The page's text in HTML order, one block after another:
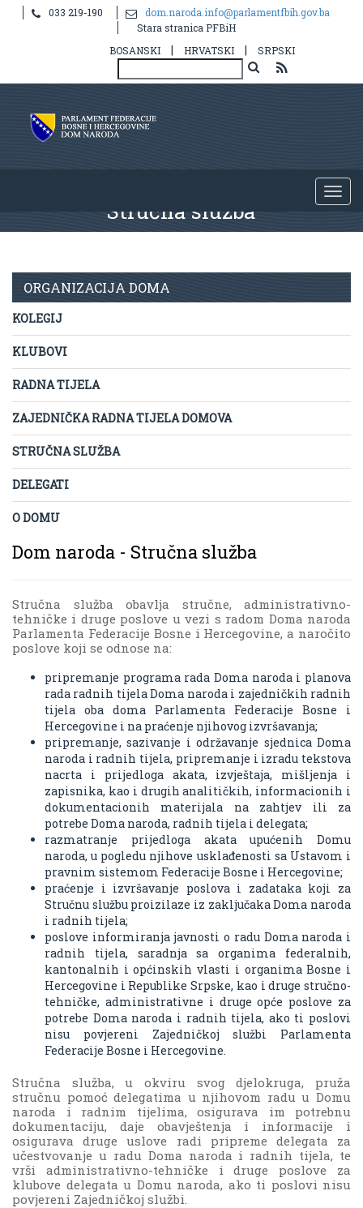
033 219-190
dom.naroda.info@parlamentfbih.gov.ba
Stara stranica PFBiH
BOSANSKI
| HRVATSKI | SRPSKI
Stručna služba
ORGANIZACIJA DOMA
KOLEGIJ
KLUBOVI
RADNA TIJELA
ZAJEDNIČKA RADNA TIJELA DOMOVA
STRUČNA SLUŽBA
DELEGATI
O DOMU
Dom naroda - Stručna služba
Stručna služba obavlja stručne, administrativno-
tehničke i druge poslove u vezi s radom Doma naroda
Parlamenta Federacije Bosne i Hercegovine, a naročito
poslove koji se odnose na:
pripremanje programa rada Doma naroda i planova
rada radnih tijela Doma naroda i zajedničkih radnih
tijela oba doma Parlamenta Federacije Bosne i
Hercegovine i na praćenje njihovog izvršavanja;
pripremanje, sazivanje i održavanje sjednica Doma
naroda i radnih tijela, pripremanje i izradu tekstova
nacrta i prijedloga akata, izvještaja, mišljenja i
zapisnika, kao i drugih analitičkih, informacionih i
dokumentacionih materijala na zahtjev ili za
potrebe Doma naroda, radnih tijela i delegata;
razmatranje prijedloga akata upućenih Domu
naroda, u pogledu njihove usklađenosti sa Ustavom i
pravnim sistemom Federacije Bosne i Hercegovine;
praćenje i izvršavanje poslova i zadataka koji za
Stručnu službu proizilaze iz zaključaka Doma naroda
i radnih tijela;
poslove informiranja javnosti o radu Doma naroda i
radnih tijela, saradnja sa organima federalnih,
kantonalnih i općinskih vlasti i organima Bosne i
Hercegovine i Republike Srpske, kao i druge stručno-
tehničke, administrativne i druge opće poslove za
potrebe Doma naroda i radnih tijela, ako ti poslovi
nisu povjereni Zajedničkoj službi Parlamenta
Federacije Bosne i Hercegovine.
Stručna služba, u okviru svog djelokruga, pruža
stručnu pomoć delegatima u njihovom radu u Domu
naroda i radnim tijelima, osigurava im potrebnu
dokumentaciju, daje obavještenja i informacije i
osigurava druge uslove radi pripreme delegata za
učestvovanje u radu Doma naroda i radnih tijela, te
vrši administrativno-tehničke i druge poslove za
klubove delegata u Domu naroda, ako ti poslovi nisu
povjereni Zajedničkoj službi.